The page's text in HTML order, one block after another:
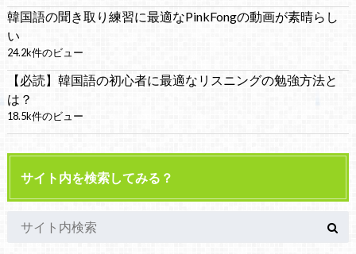
韓国語の聞き取り練習に最適なPinkFongの動画が素晴らし
い
24.2k件のビュー
【必読】韓国語の初心者に最適なリスニングの勉強方法と
は？
18.5k件のビュー
サイト内を検索してみる？